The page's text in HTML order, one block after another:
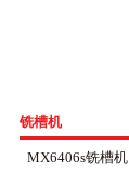
铣槽机
MX6406s铣槽机